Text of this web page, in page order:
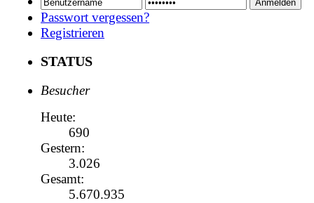
Passwort vergessen?
Registrieren
STATUS
Besucher
Heute:
690
Gestern:
3.026
Gesamt:
5.670.935